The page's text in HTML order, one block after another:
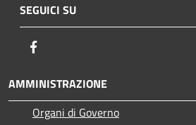
SEGUICI SU
AMMINISTRAZIONE
Organi di Governo